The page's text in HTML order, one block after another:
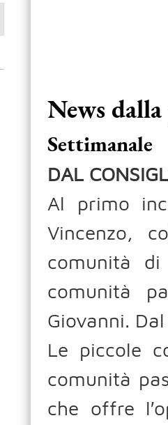
News
Settimanale
DAL
Al primo
Vincenzo,
comunità
comunità
Giovanni.
Le piccole
comunità
che offre